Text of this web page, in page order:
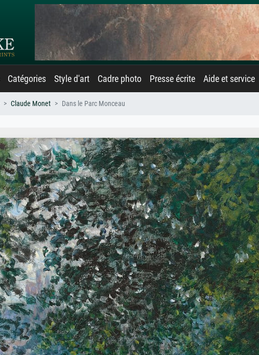
Catégories Style d'art Cadre photo Presse écrite Aide et service
Claude Monet Dans le Parc Monceau